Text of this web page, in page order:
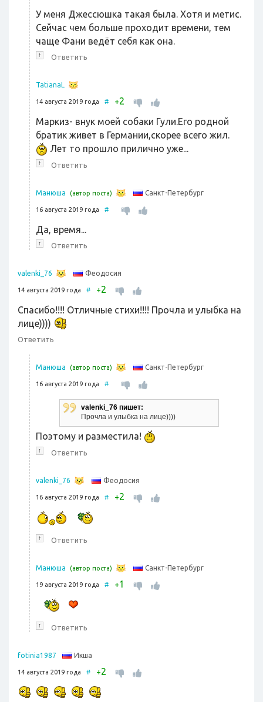
У меня Джессюшка такая была. Хотя и метис.
Сейчас чем больше проходит времени, тем
чаще Фани ведёт себя как она.
↑ Ответить
TatianaL
14 августа 2019 года # +2
Маркиз- внук моей собаки Гули.Его родной
братик живет в Германии,скорее всего жил.
Лет то прошло прилично уже...
↑ Ответить
Манюша (автор поста) Санкт-Петербург
16 августа 2019 года #
Да, время...
↑ Ответить
valenki_76 Феодосия
14 августа 2019 года # +2
Спасибо!!!! Отличные стихи!!!! Прочла и улыбка на
лице))))
Ответить
Манюша (автор поста) Санкт-Петербург
16 августа 2019 года #
valenki_76 пишет:
Прочла и улыбка на лице))))
Поэтому и разместила!
↑ Ответить
valenki_76 Феодосия
16 августа 2019 года # +2
↑ Ответить
Манюша (автор поста) Санкт-Петербург
19 августа 2019 года # +1
↑ Ответить
fotinia1987 Икша
14 августа 2019 года # +2